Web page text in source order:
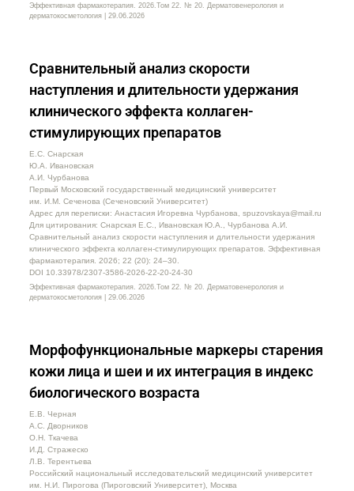
Эффективная фармакотерапия. 2026.Том 22. № 20. Дерматовенерология и
дерматокосметология | 29.06.2026
Сравнительный анализ скорости
наступления и длительности удержания
клинического эффекта коллаген-
стимулирующих препаратов
Е.С. Снарская
Ю.А. Ивановская
А.И. Чурбанова
Первый Московский государственный медицинский университет
им. И.М. Сеченова (Сеченовский Университет)
Адрес для переписки: Анастасия Игоревна Чурбанова, spuzovskaya@mail.ru
Для цитирования: Снарская Е.С., Ивановская Ю.А., Чурбанова А.И.
Сравнительный анализ скорости наступления и длительности удержания
клинического эффекта коллаген-стимулирующих препаратов. Эффективная
фармакотерапия. 2026; 22 (20): 24–30.
DOI 10.33978/2307-3586-2026-22-20-24-30
Эффективная фармакотерапия. 2026.Том 22. № 20. Дерматовенерология и
дерматокосметология | 29.06.2026
Морфофункциональные маркеры старения
кожи лица и шеи и их интеграция в индекс
биологического возраста
Е.В. Черная
А.С. Дворников
О.Н. Ткачева
И.Д. Стражеско
Л.В. Терентьева
Российский национальный исследовательский медицинский университет
им. Н.И. Пирогова (Пироговский Университет), Москва